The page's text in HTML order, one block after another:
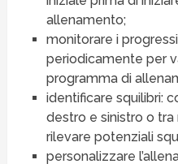
allenamento;
monitorare i
periodicamente per
programma di
identificare squilibri:
destro e sinistro o
rilevare potenziali
personalizzare